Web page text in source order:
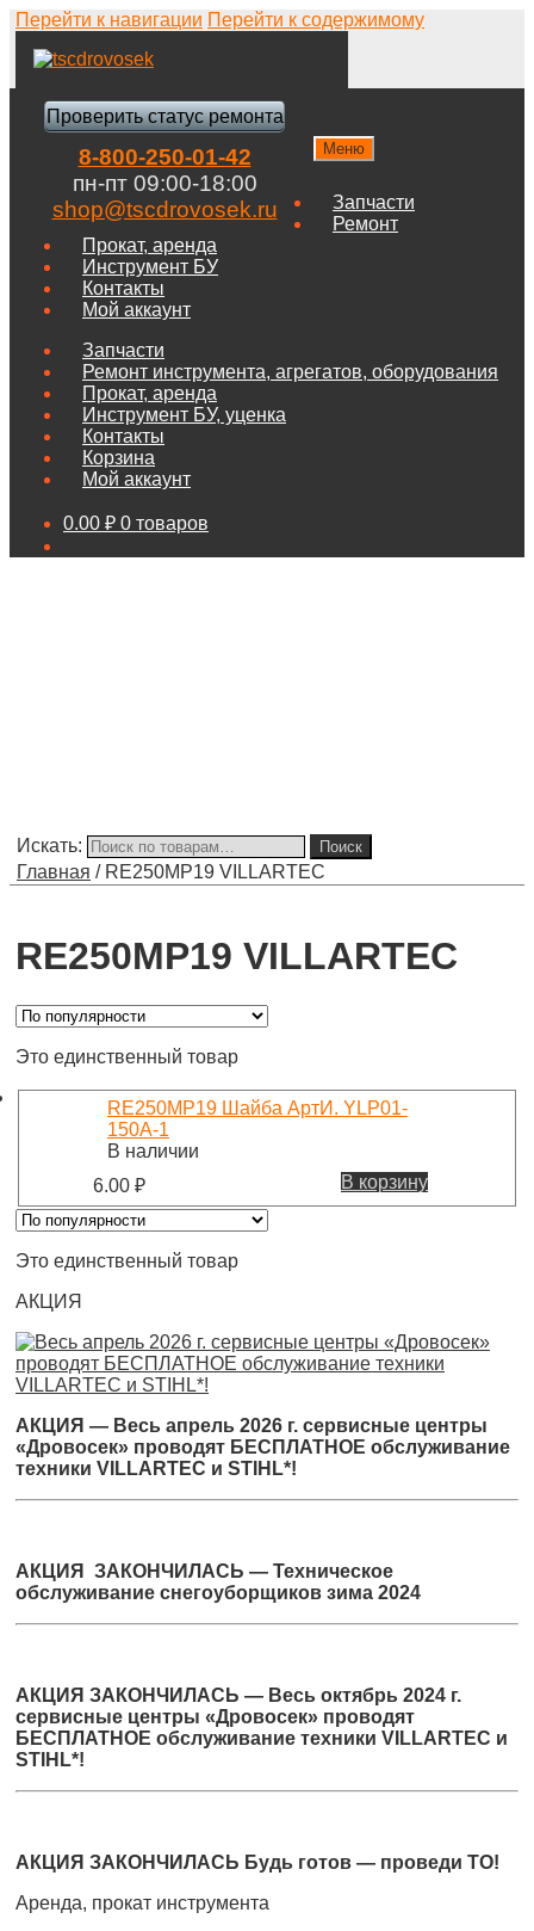
Перейти к навигации Перейти к содержимому
Проверить статус ремонта
8-800-250-01-42
пн-пт 09:00-18:00
shop@tscdrovosek.ru
Меню
Запчасти
Ремонт
Прокат, аренда
Инструмент БУ
Контакты
Мой аккаунт
Запчасти
Ремонт инструмента, агрегатов, оборудования
Прокат, аренда
Инструмент БУ, уценка
Контакты
Корзина
Мой аккаунт
0.00 ₽ 0 товаров
Искать: Поиск
Главная / RE250MP19 VILLARTEC
RE250MP19 VILLARTEC
Это единственный товар
RE250MP19 Шайба АртИ. YLP01-
150A-1
В наличии
6.00 ₽ В корзину
Это единственный товар
АКЦИЯ
АКЦИЯ — Весь апрель 2026 г. сервисные центры
«Дровосек» проводят БЕСПЛАТНОЕ обслуживание
техники VILLARTEC и STIHL*!
АКЦИЯ ЗАКОНЧИЛАСЬ — Техническое
обслуживание снегоуборщиков зима 2024
АКЦИЯ ЗАКОНЧИЛАСЬ — Весь октябрь 2024 г.
сервисные центры «Дровосек» проводят
БЕСПЛАТНОЕ обслуживание техники VILLARTEC и
STIHL*!
АКЦИЯ ЗАКОНЧИЛАСЬ Будь готов — проведи ТО!
Аренда, прокат инструмента